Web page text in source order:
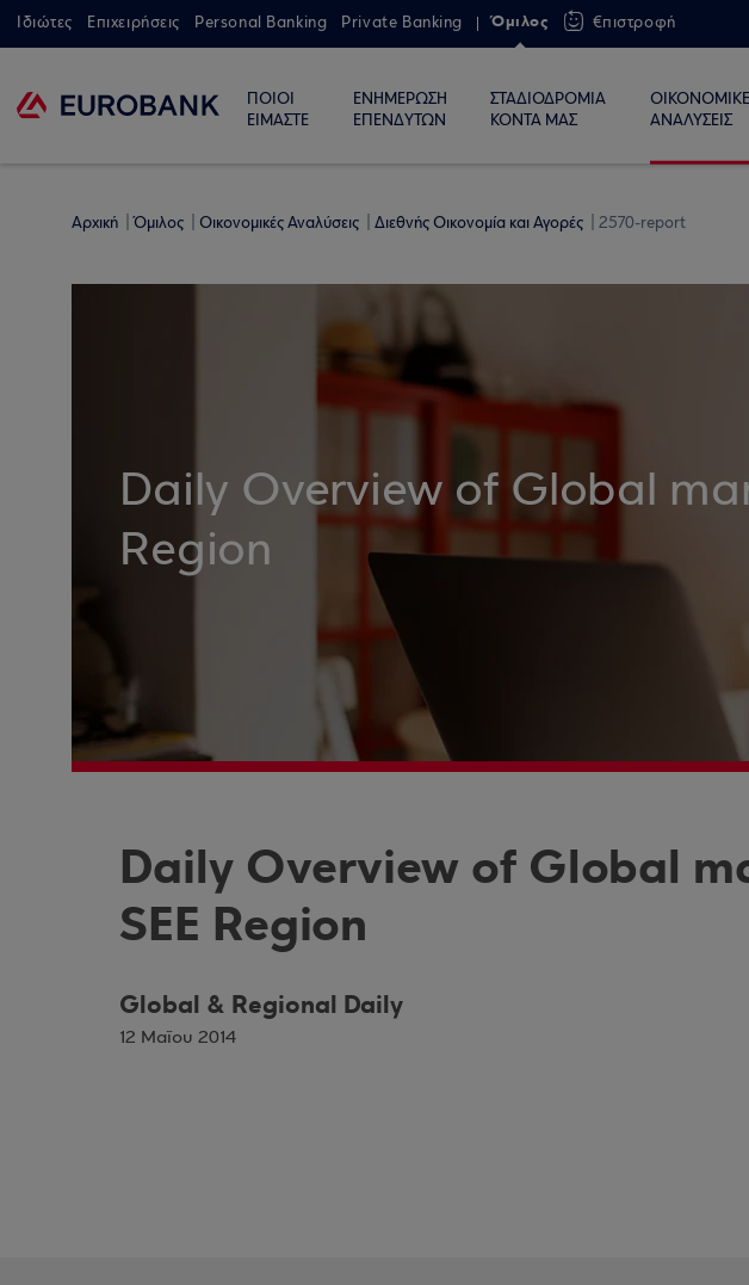
Ιδιώτες Επιχειρήσεις Personal Banking Private Banking Όμιλος €πιστροφή
ΠΟΙΟΙ
ΕΙΜΑΣΤΕ
ΕΝΗΜΕΡΩΣΗ
ΕΠΕΝΔΥΤΩΝ
ΣΤΑΔΙΟΔΡΟΜΙΑ
ΚΟΝΤΑ ΜΑΣ
ΑΝΑΛΥΣΕΙΣ
Αρχική Όμιλος Οικονομικές Αναλύσεις Διεθνής Οικονομία και Αγορές 2570-report
Daily Overview of Global
Region
Daily Overview of Global
SEE Region
Global & Regional Daily
12 Μαΐου 2014